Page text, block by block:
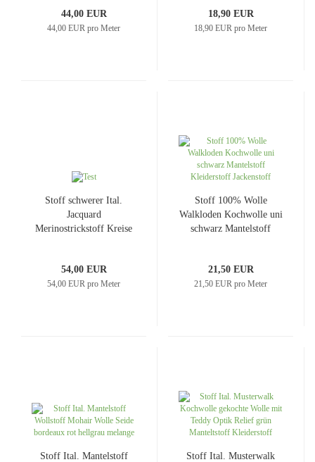
44,00 EUR
44,00 EUR pro Meter
Mantelstoff
18,90 EUR
18,90 EUR pro Meter
Stoff schwerer Ital.
Jacquard
Merinostrickstoff Kreise
Kleiderstoff Mantelstoff
Dekostoff
54,00 EUR
54,00 EUR pro Meter
Stoff 100% Wolle
Walkloden Kochwolle uni
schwarz Mantelstoff
21,50 EUR
21,50 EUR pro Meter
Stoff Ital. Mantelstoff
Stoff Ital. Musterwalk